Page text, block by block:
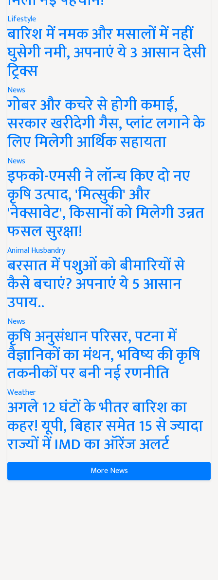
Lifestyle
बारिश में नमक और मसालों में नहीं
घुसेगी नमी, अपनाएं ये 3 आसान देसी
ट्रिक्स
News
गोबर और कचरे से होगी कमाई,
सरकार खरीदेगी गैस, प्लांट लगाने के
लिए मिलेगी आर्थिक सहायता
News
इफको-एमसी ने लॉन्च किए दो नए
कृषि उत्पाद, 'मित्सुकी' और
'नेक्सावेट', किसानों को मिलेगी उन्नत
फसल सुरक्षा!
Animal Husbandry
बरसात में पशुओं को बीमारियों से
कैसे बचाएं? अपनाएं ये 5 आसान
उपाय..
News
कृषि अनुसंधान परिसर, पटना में
वैज्ञानिकों का मंथन, भविष्य की कृषि
तकनीकों पर बनी नई रणनीति
Weather
अगले 12 घंटों के भीतर बारिश का
कहर! यूपी, बिहार समेत 15 से ज्यादा
राज्यों में IMD का ऑरेंज अलर्ट
More News